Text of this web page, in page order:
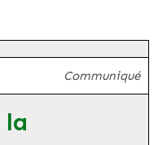
Communiqué
la